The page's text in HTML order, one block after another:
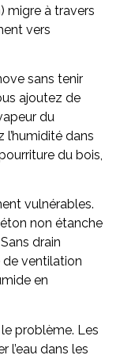
migre à travers
vers
sans tenir
ajoutez de
du
dans
du bois,
vulnérables.
non étanche
drain
ventilation
en
problème. Les
dans les